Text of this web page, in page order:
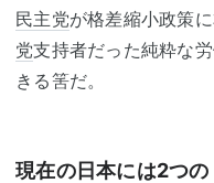
民主党が格差縮小政策
党支持者だった純粋な
きる筈だ。
現在の日本には2つの